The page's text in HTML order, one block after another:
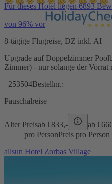
Für dieses Hotel liegen 6893
von 96% vor
8-tägige Flugreise, DZ inkl. AI
Upgrade auf Doppelzimmer
Zimmer) - nur solange der Vorrat
253504Bestellnr.:
Pauschalreise
Alter Preisab €833,- ab €
pro PersonPreis pro Person
allsun Hotel Zorbas Village